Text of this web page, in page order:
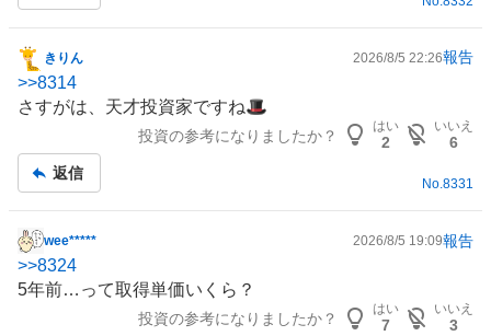
掲
示
板
きりん 2026/8/5 22:26報告
>>8314
さすがは、天才投資家ですね🎩
投資の参考になりましたか？
はい
2
いいえ
6
返信
No.8331
掲
示
板
wee***** 2026/8/5 19:09報告
>>8324
5年前…って取得単価いくら？
投資の参考になりましたか？
はい
7
いいえ
3